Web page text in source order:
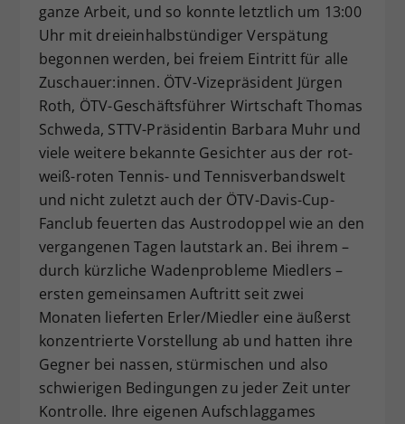
ganze Arbeit, und so konnte letztlich um 13:00
Uhr mit dreieinhalbstündiger Verspätung
begonnen werden, bei freiem Eintritt für alle
Zuschauer:innen. ÖTV-Vizepräsident Jürgen
Roth, ÖTV-Geschäftsführer Wirtschaft Thomas
Schweda, STTV-Präsidentin Barbara Muhr und
viele weitere bekannte Gesichter aus der rot-
weiß-roten Tennis- und Tennisverbandswelt
und nicht zuletzt auch der ÖTV-Davis-Cup-
Fanclub feuerten das Austrodoppel wie an den
vergangenen Tagen lautstark an. Bei ihrem –
durch kürzliche Wadenprobleme Miedlers –
ersten gemeinsamen Auftritt seit zwei
Monaten lieferten Erler/Miedler eine äußerst
konzentrierte Vorstellung ab und hatten ihre
Gegner bei nassen, stürmischen und also
schwierigen Bedingungen zu jeder Zeit unter
Kontrolle. Ihre eigenen Aufschlaggames